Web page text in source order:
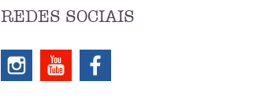
REDES SOCIAIS